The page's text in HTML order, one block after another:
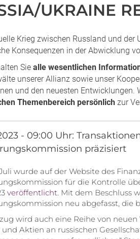
UKRAINE
Krieg zwischen Russland und
Konsequenzen in der Abwicklung
Sie alle wesentlichen
unserer Allianz sowie unser
und den neuesten Entwicklungen.
Themenbereich persönlich zur
- 09:00 Uhr:
präzisiert
Juli wurde auf der Website des
für die Kontrolle
veröffentlicht. Mit dem Beschluss
neu abgefasst, die
wird auch eine Reihe von
Aktien an russischen